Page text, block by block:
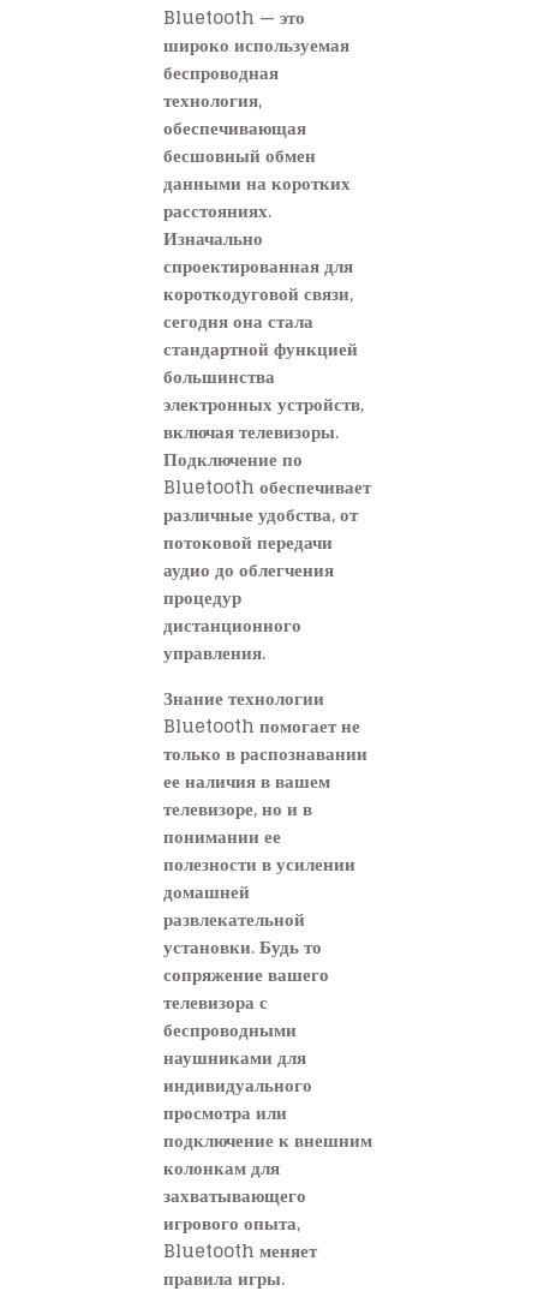
Bluetooth — это
широко используемая
беспроводная
технология,
обеспечивающая
бесшовный обмен
данными на коротких
расстояниях.
Изначально
спроектированная для
короткодуговой связи,
сегодня она стала
стандартной функцией
большинства
электронных устройств,
включая телевизоры.
Подключение по
Bluetooth обеспечивает
различные удобства, от
потоковой передачи
аудио до облегчения
процедур
дистанционного
управления.
Знание технологии
Bluetooth помогает не
только в распознавании
ее наличия в вашем
телевизоре, но и в
понимании ее
полезности в усилении
домашней
развлекательной
установки. Будь то
сопряжение вашего
телевизора с
беспроводными
наушниками для
индивидуального
просмотра или
подключение к внешним
колонкам для
захватывающего
игрового опыта,
Bluetooth меняет
правила игры.